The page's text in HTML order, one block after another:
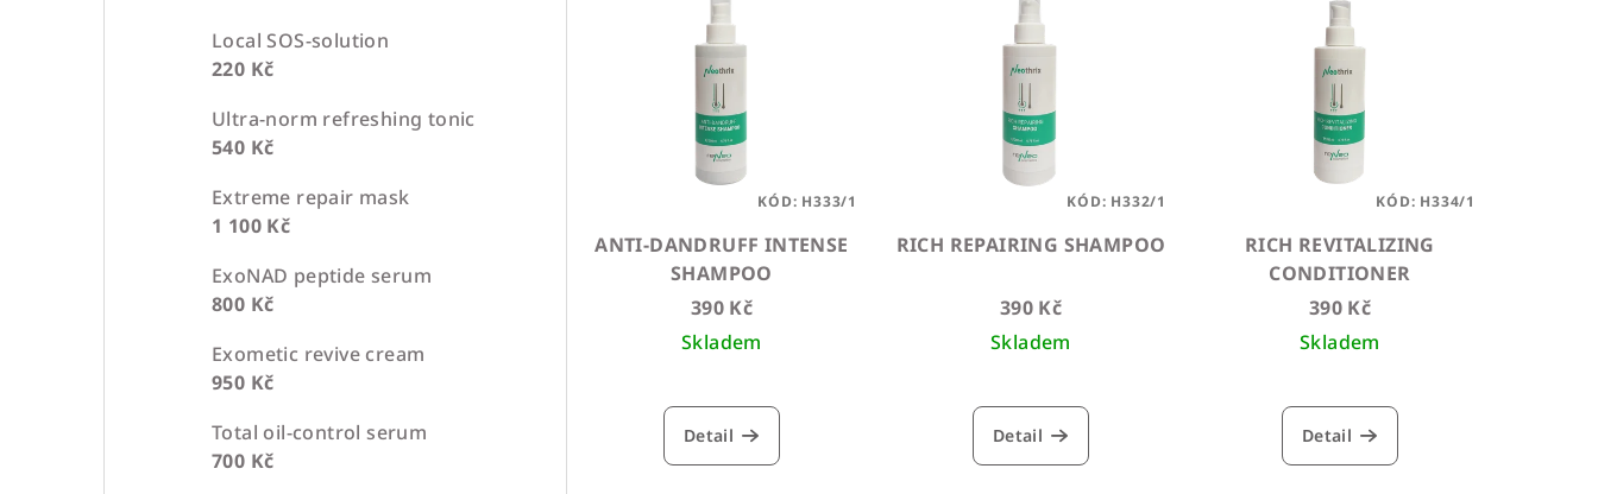
Local SOS-solution
220 Kč
Ultra-norm refreshing tonic
540 Kč
Extreme repair mask
1 100 Kč
ExoNAD peptide serum
800 Kč
Exometic revive cream
950 Kč
Total oil-control serum
700 Kč
o
r
ANTI-DANDRUFF INTENSE
SHAMPOO
390 Kč
Skladem
Detail
KÓD: H333/1
RICH REPAIRING SHAMPOO
390 Kč
Skladem
Detail
KÓD: H332/1
RICH REVITALIZING
CONDITIONER
390 Kč
Skladem
Detail
KÓD: H334/1